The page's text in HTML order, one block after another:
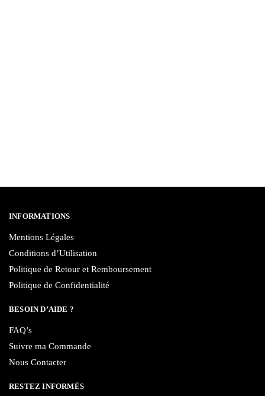
INFORMATIONS
Mentions Légales
Conditions d’Utilisation
Politique de Retour et Remboursement
Politique de Confidentialité
BESOIN D’AIDE ?
FAQ’s
Suivre ma Commande
Nous Contacter
RESTEZ INFORMÉS